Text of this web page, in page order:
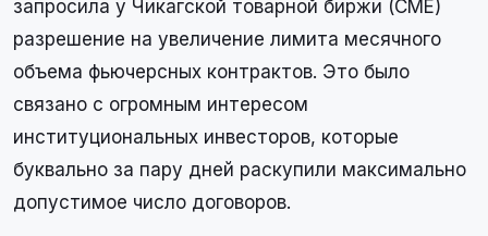
запросила у Чикагской товарной биржи (CME)
разрешение на увеличение лимита месячного
объема фьючерсных контрактов. Это было
связано с огромным интересом
институциональных инвесторов, которые
буквально за пару дней раскупили максимально
допустимое число договоров.